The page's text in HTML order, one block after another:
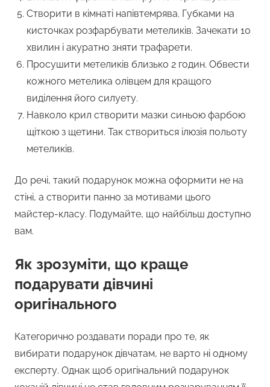
Створити в кімнаті напівтемрява. Губками на
кисточках розфарбувати метеликів. Зачекати 10
хвилин і акуратно зняти трафарети.
Просушити метеликів близько 2 годин. Обвести
кожного метелика олівцем для кращого
виділення його силуету.
Навколо крил створити мазки синьою фарбою
щіткою з щетини. Так створиться ілюзія польоту
метеликів.
До речі, такий подарунок можна оформити не на
стіні, а створити панно за мотивами цього
майстер-класу. Подумайте, що найбільш доступно
вам.
Як зрозуміти, що краще
подарувати дівчині
оригінального
Категорично роздавати поради про те, як
вибирати подарунок дівчатам, не варто ні одному
експерту. Однак щоб оригінальний подарунок